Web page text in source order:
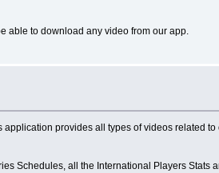
able to download any video from our app.
provides all types of videos related to
Schedules, all the International Players Stats